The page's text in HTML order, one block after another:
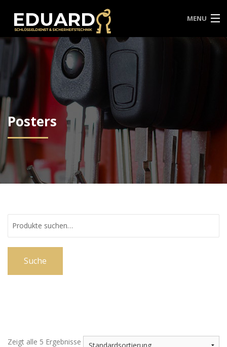
MENU
ÜBER UNS
SCHLÜSSEL NOTDIENST
KONTAKT
Posters
Suche
Zeigt alle 5 Ergebnisse